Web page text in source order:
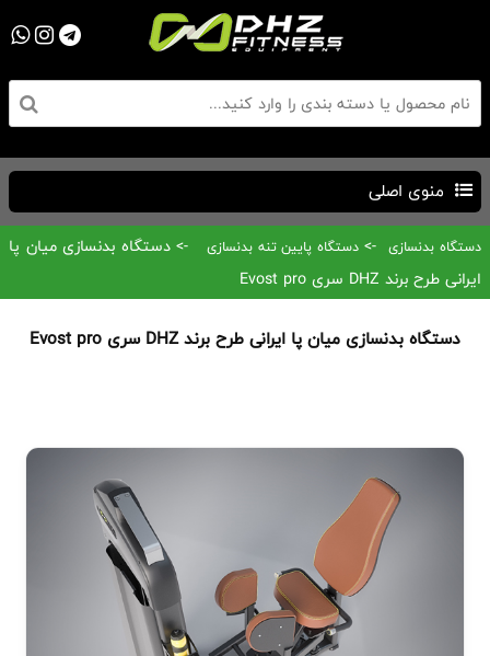
منوی اصلی
دستگاه بدنسازی->دستگاه پایین تنه بدنسازی -> دستگاه بدنسازی میان پا
ایرانی طرح برند DHZ سری Evost pro
دستگاه بدنسازی میان پا ایرانی طرح برند DHZ سری Evost pro